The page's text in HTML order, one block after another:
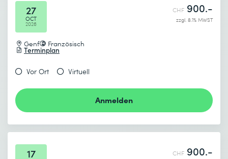
27
OCT
2026
Genf Französisch
Terminplan
CHF 900.-
zzgl. 8.1% MWST
Vor Ort Virtuell
Anmelden
17 CHF 900.-